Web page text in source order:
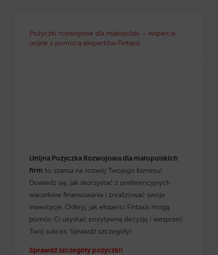
Pożyczki rozwojowe dla małopolski – wsparcie
unijne z pomocą ekspertów Fintaxis
Unijna Pożyczka Rozwojowa dla małopolskich
firm to szansa na rozwój Twojego biznesu!
Dowiedz się, jak skorzystać z preferencyjnych
warunków finansowania i zrealizować swoje
inwestycje. Odkryj, jak eksperci Fintaxis mogą
pomóc Ci uzyskać pozytywną decyzję i wesprzeć
Twój sukces. Sprawdź szczegóły!
Sprawdź szczegóły pożyczki!